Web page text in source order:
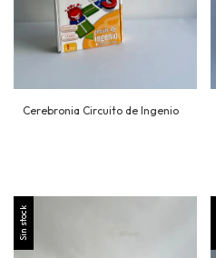
Cerebronia Circuito de Ingenio
Sin stock